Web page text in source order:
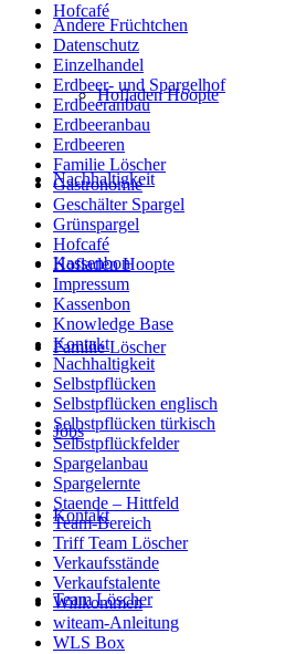
Hofcafé
Hofladen Hoopte
Nachhaltigkeit
Kassenbon
Familie Löscher
Jobs
Kontakt
Team Löscher
Andere Früchtchen
Datenschutz
Einzelhandel
Erdbeer- und Spargelhof
Erdbeeranbau
Erdbeeranbau
Erdbeeren
Familie Löscher
Gastronomie
Geschälter Spargel
Grünspargel
Hofcafé
Hofladen Hoopte
Impressum
Kassenbon
Knowledge Base
Kontakt
Nachhaltigkeit
Selbstpflücken
Selbstpflücken englisch
Selbstpflücken türkisch
Selbstpflückfelder
Spargelanbau
Spargelernte
Staende – Hittfeld
Team-Bereich
Triff Team Löscher
Verkaufsstände
Verkaufstalente
Willkommen
witeam-Anleitung
WLS Box